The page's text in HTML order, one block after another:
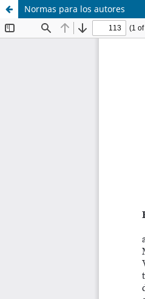
Normas para los autores